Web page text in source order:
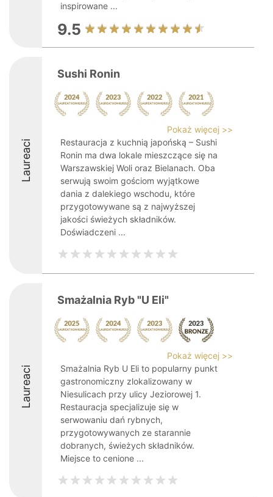
inspirowane ...
9.5
Laureaci
Sushi Ronin
Pokaż więcej >>
Restauracja z kuchnią japońską – Sushi
Ronin ma dwa lokale mieszczące się na
Warszawskiej Woli oraz Bielanach. Oba
serwują swoim gościom wyjątkowe
dania z dalekiego wschodu, które
przygotowywane są z najwyższej
jakości świeżych składników.
Doświadczeni ...
Laureaci
Smażalnia Ryb "U Eli"
Pokaż więcej >>
Smażalnia Ryb U Eli to popularny punkt
gastronomiczny zlokalizowany w
Niesulicach przy ulicy Jeziorowej 1.
Restauracja specjalizuje się w
serwowaniu dań rybnych,
przygotowywanych ze starannie
dobranych, świeżych składników.
Miejsce to cenione ...